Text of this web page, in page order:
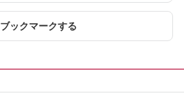
ブックマークする